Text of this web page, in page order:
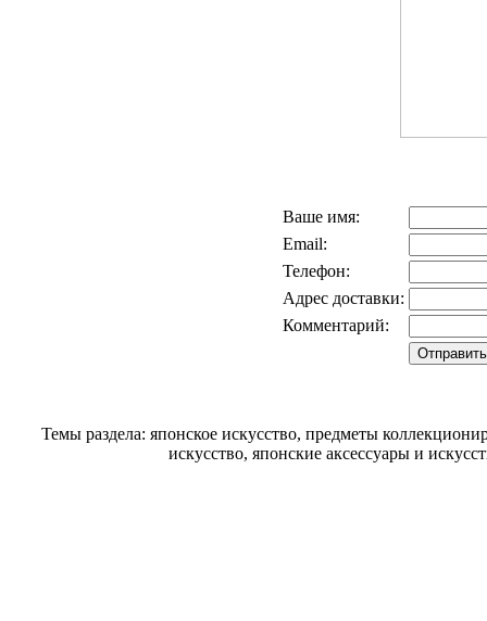
Ваше имя:
Email:
Телефон:
Адрес доставки:
Комментарий:
Темы раздела: японское искусство, предметы
искусство, японские аксессуары и